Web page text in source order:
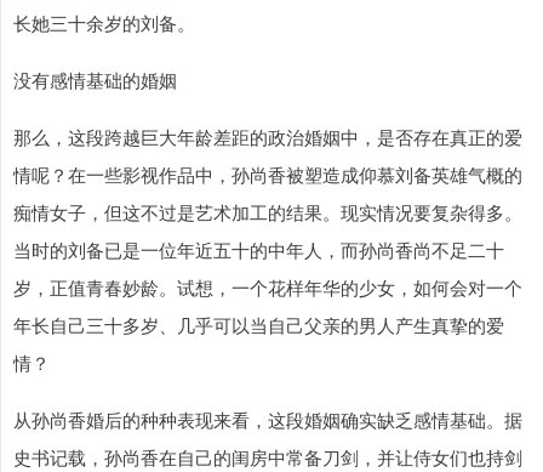
长她三十余岁的刘备。
没有感情基础的婚姻
那么，这段跨越巨大年龄差距的政治婚姻中，是否存在真正的爱
情呢？在一些影视作品中，孙尚香被塑造成仰慕刘备英雄气概的
痴情女子，但这不过是艺术加工的结果。现实情况要复杂得多。
当时的刘备已是一位年近五十的中年人，而孙尚香尚不足二十
岁，正值青春妙龄。试想，一个花样年华的少女，如何会对一个
年长自己三十多岁、几乎可以当自己父亲的男人产生真挚的爱
情？
从孙尚香婚后的种种表现来看，这段婚姻确实缺乏感情基础。据
史书记载，孙尚香在自己的闺房中常备刀剑，并让侍女们也持剑